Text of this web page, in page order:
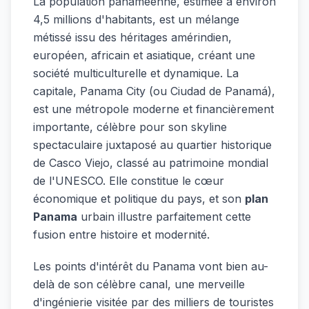
4,5 millions d'habitants, est un mélange
métissé issu des héritages amérindien,
européen, africain et asiatique, créant une
société multiculturelle et dynamique. La
capitale, Panama City (ou Ciudad de Panamá),
est une métropole moderne et financièrement
importante, célèbre pour son skyline
spectaculaire juxtaposé au quartier historique
de Casco Viejo, classé au patrimoine mondial
de l'UNESCO. Elle constitue le cœur
économique et politique du pays, et son plan
Panama urbain illustre parfaitement cette
fusion entre histoire et modernité.
Les points d'intérêt du Panama vont bien au-
delà de son célèbre canal, une merveille
d'ingénierie visitée par des milliers de touristes